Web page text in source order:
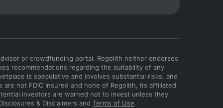
or crowdfunding portal. Regolith neither endorses
recommendations regarding the suitability of any
is speculative and involves substantial risks, and
not FDIC Insured and none of Regolith, its affiliated
investors are warned not to invest unless they
& Disclaimers and Terms of Use.